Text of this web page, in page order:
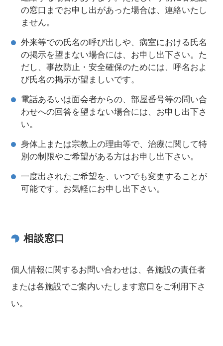
の窓口までお申し出があった場合は、連絡いたし
ません。
外来等での氏名の呼び出しや、病室における氏名
の掲示を望まない場合には、お申し出下さい。た
だし、事故防止・安全確保のためには、呼名およ
び氏名の掲示が望ましいです。
電話あるいは面会者からの、部屋番号等の問い合
わせへの回答を望まない場合には、お申し出下さ
い。
身体上または宗教上の理由等で、治療に関して特
別の制限やご希望がある方はお申し出下さい。
一度出されたご希望を、いつでも変更することが
可能です。お気軽にお申し出下さい。
相談窓口
個人情報に関するお問い合わせは、各施設の責任者
または各施設でご案内いたします窓口をご利用下さ
い。